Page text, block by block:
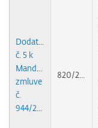
Dodatok
č. 5 k
Mandátnej
zmluve
č.